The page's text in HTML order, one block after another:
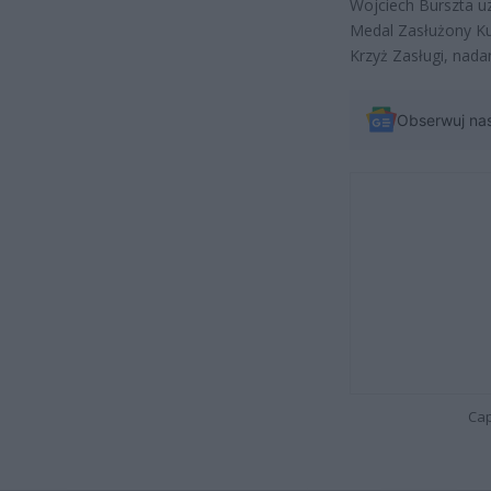
Wojciech Burszta
Medal Zasłużony
Krzyż Zasługi,
Obserwuj